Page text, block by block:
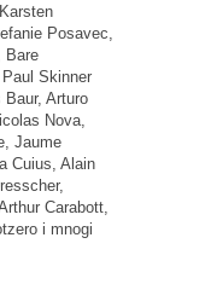
Posavec,
Bare
Skinner
Arturo
Nova,
Jaume
Cuius, Alain
Carabott,
i mnogi